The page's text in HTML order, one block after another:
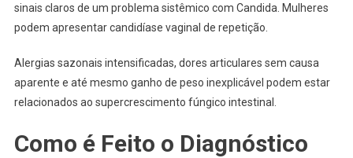
sinais claros de um problema sistêmico com Candida. Mulheres
podem apresentar candidíase vaginal de repetição.
Alergias sazonais intensificadas, dores articulares sem causa
aparente e até mesmo ganho de peso inexplicável podem estar
relacionados ao supercrescimento fúngico intestinal.
Como é Feito o Diagnóstico